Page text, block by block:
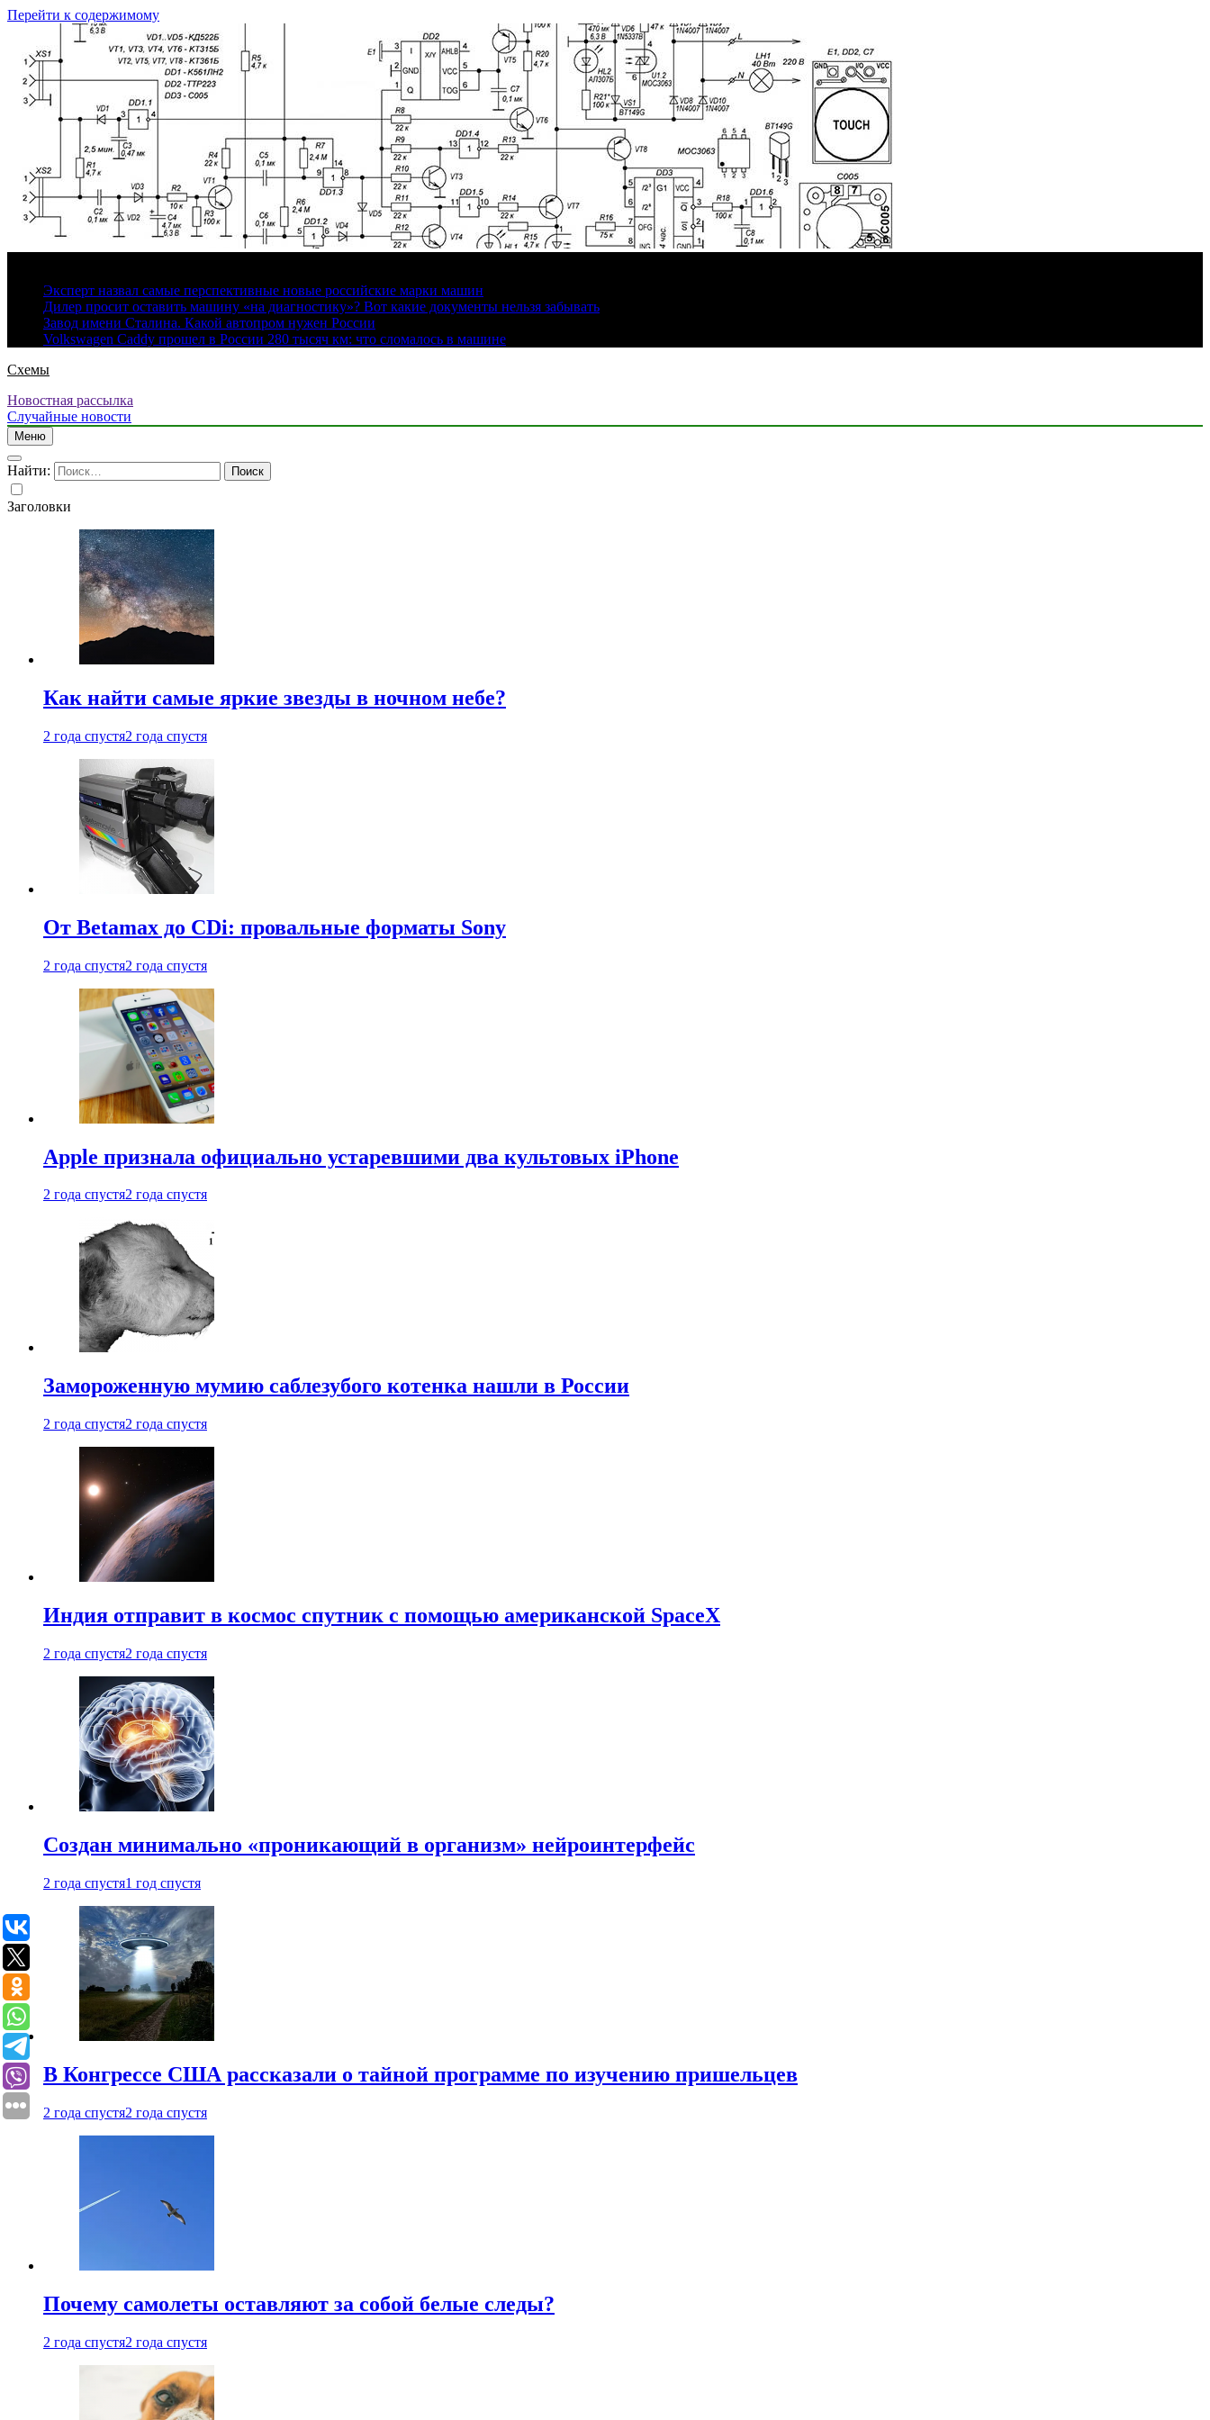
Перейти к содержимому
Эксперт назвал самые перспективные новые российские марки машин
Дилер просит оставить машину «на диагностику»? Вот какие документы нельзя забывать
Завод имени Сталина. Какой автопром нужен России
Volkswagen Caddy прошел в России 280 тысяч км: что сломалось в машине
Схемы
Новостная рассылка
Случайные новости
Меню
Найти:
Заголовки
Как найти самые яркие звезды в ночном небе?
2 года спустя2 года спустя
От Betamax до CDi: провальные форматы Sony
2 года спустя2 года спустя
Apple признала официально устаревшими два культовых iPhone
2 года спустя2 года спустя
Замороженную мумию саблезубого котенка нашли в России
2 года спустя2 года спустя
Индия отправит в космос спутник с помощью американской SpaceX
2 года спустя2 года спустя
Создан минимально «проникающий в организм» нейроинтерфейс
2 года спустя1 год спустя
В Конгрессе США рассказали о тайной программе по изучению пришельцев
2 года спустя2 года спустя
Почему самолеты оставляют за собой белые следы?
2 года спустя2 года спустя